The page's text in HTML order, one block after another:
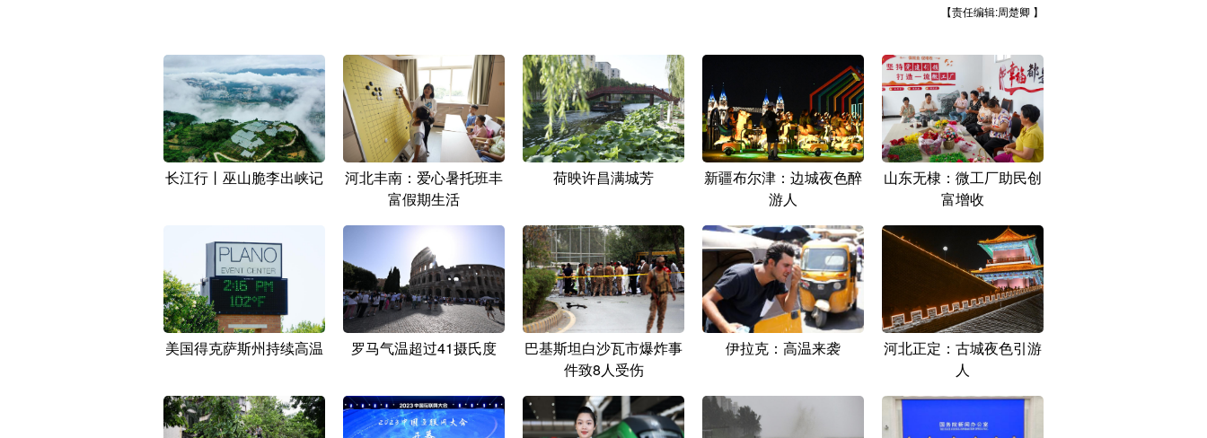
【责任编辑:周楚卿 】
长江行丨巫山脆李出峡记
河北丰南：爱心暑托班丰
富假期生活
荷映许昌满城芳
新疆布尔津：边城夜色醉
游人
山东无棣：微工厂助民创
富增收
美国得克萨斯州持续高温 罗马气温超过41摄氏度
巴基斯坦白沙瓦市爆炸事
件致8人受伤
伊拉克：高温来袭
河北正定：古城夜色引游
人